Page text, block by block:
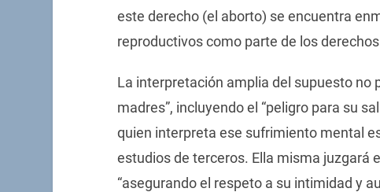
este derecho (el aborto) se encuentra
reproductivos como parte de los
La interpretación amplia del supuesto no
madres”, incluyendo el “peligro para su
quien interpreta ese sufrimiento mental
estudios de terceros. Ella misma juzgará
“asegurando el respeto a su intimidad y